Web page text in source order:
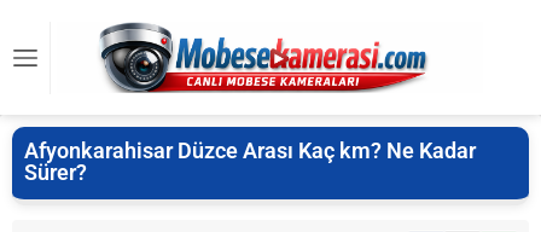
Afyonkarahisar Düzce Arası Kaç km? Ne Kadar
Sürer?